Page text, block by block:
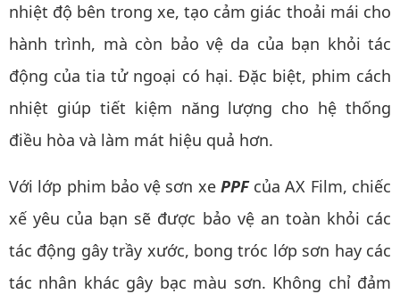
nhiệt độ bên trong xe, tạo cảm giác thoải mái cho
hành trình, mà còn bảo vệ da của bạn khỏi tác
động của tia tử ngoại có hại. Đặc biệt, phim cách
nhiệt giúp tiết kiệm năng lượng cho hệ thống
điều hòa và làm mát hiệu quả hơn.
Với lớp phim bảo vệ sơn xe PPFcủa AX Film, chiếc
xế yêu của bạn sẽ được bảo vệ an toàn khỏi các
tác động gây trầy xước, bong tróc lớp sơn hay các
tác nhân khác gây bạc màu sơn. Không chỉ đảm